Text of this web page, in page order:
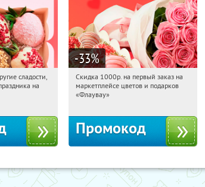
Получили:
сладости,
на
-33%
17:25:45 Получили:
Россия
Скидка 1000р. на первый заказ на
маркетплейсе цветов и подарков
«Флаувау»
Промокод